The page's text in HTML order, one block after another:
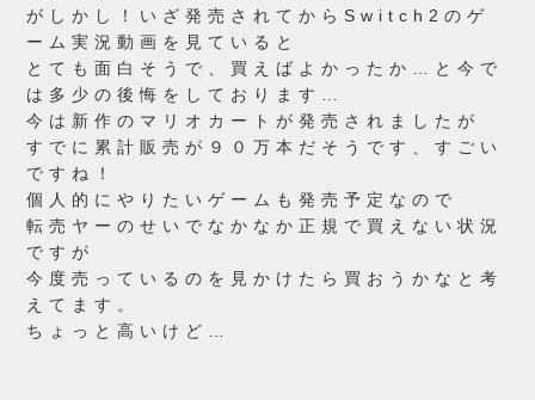
がしかし！いざ発売されてからSwitch2のゲ
ーム実況動画を見ていると
とても面白そうで、買えばよかったか…と今で
は多少の後悔をしております…
今は新作のマリオカートが発売されましたが
すでに累計販売が９０万本だそうです、すごい
ですね！
個人的にやりたいゲームも発売予定なので
転売ヤーのせいでなかなか正規で買えない状況
ですが
今度売っているのを見かけたら買おうかなと考
えてます。
ちょっと高いけど…